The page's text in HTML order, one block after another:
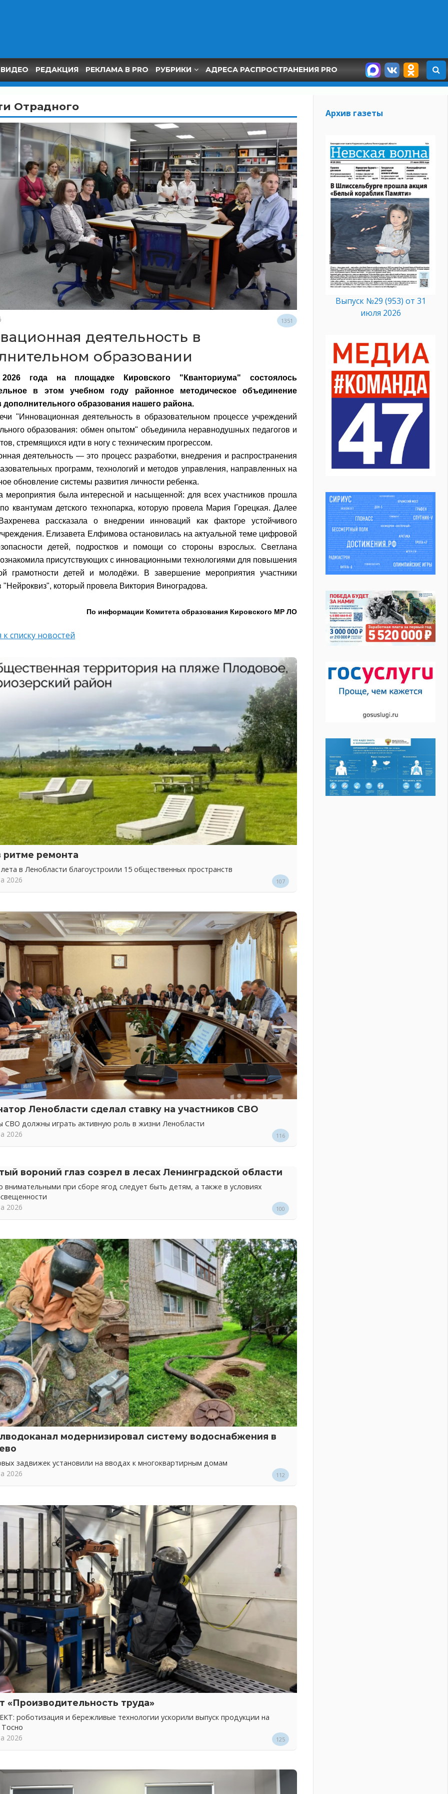
ВИДЕО РЕДАКЦИЯ РЕКЛАМА В PRO РУБРИКИ АДРЕСА РАСПРОСТРАНЕНИЯ PRO
Отрадного
1351
деятельность в
образовании
года на площадке Кировского "Кванториума" состоялось
в этом учебном году районное методическое объединение
дополнительного образования нашего района.
"Инновационная деятельность в образовательном процессе учреждений
образования: обмен опытом" объединила неравнодушных педагогов и
стремящихся идти в ногу с техническим прогрессом.
деятельность — это процесс разработки, внедрения и распространения
программ, технологий и методов управления, направленных на
обновление системы развития личности ребенка.
мероприятия была интересной и насыщенной: для всех участников прошла
по квантумам детского технопарка, которую провела Мария Горецкая. Далее
рассказала о внедрении инноваций как факторе устойчивого
Елизавета Елфимова остановилась на актуальной теме цифровой
детей, подростков и помощи со стороны взрослых. Светлана
присутствующих с инновационными технологиями для повышения
грамотности детей и молодёжи. В завершение мероприятия участники
"Нейроквиз", который провела Виктория Виноградова.
По информации Комитета образования Кировского МР ЛО
к списку новостей
ритме ремонта
в Ленобласти благоустроили 15 общественных пространств
2026
107
Ленобласти сделал ставку на участников СВО
СВО должны играть активную роль в жизни Ленобласти
2026
116
вороний глаз созрел в лесах Ленинградской области
внимательными при сборе ягод следует быть детям, а также в условиях
2026
100
модернизировал систему водоснабжения в
задвижек установили на вводах к многоквартирным домам
2026
112
«Производительность труда»
роботизация и бережливые технологии ускорили выпуск продукции на
2026
125
Архив газеты
Выпуск №29 (953) от 31
июля 2026